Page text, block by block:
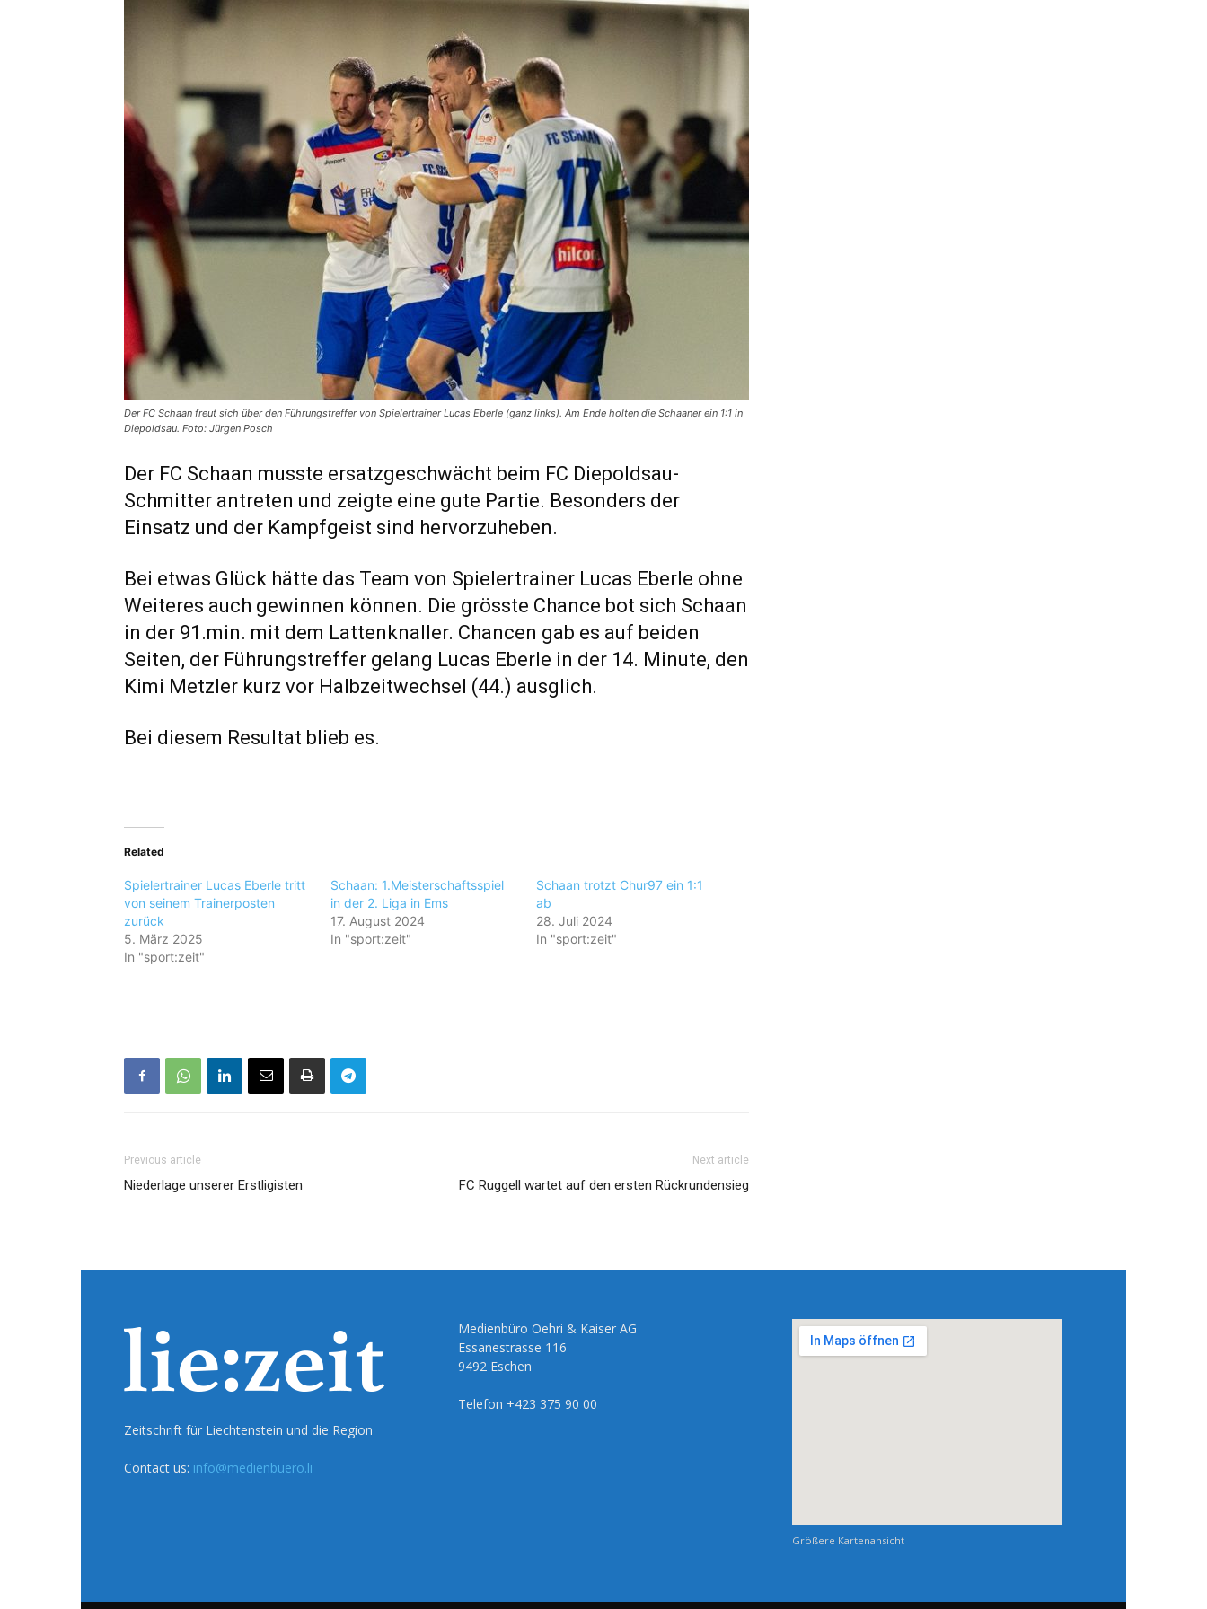
Der FC Schaan freut sich über den Führungstreffer von Spielertrainer Lucas Eberle (ganz links). Am Ende holten die Schaaner ein 1:1 in
Diepoldsau. Foto: Jürgen Posch
Der FC Schaan musste ersatzgeschwächt beim FC Diepoldsau-
Schmitter antreten und zeigte eine gute Partie. Besonders der
Einsatz und der Kampfgeist sind hervorzuheben.
Bei etwas Glück hätte das Team von Spielertrainer Lucas Eberle ohne
Weiteres auch gewinnen können. Die grösste Chance bot sich Schaan
in der 91.min. mit dem Lattenknaller. Chancen gab es auf beiden
Seiten, der Führungstreffer gelang Lucas Eberle in der 14. Minute, den
Kimi Metzler kurz vor Halbzeitwechsel (44.) ausglich.
Bei diesem Resultat blieb es.
Related
Spielertrainer Lucas Eberle tritt
von seinem Trainerposten
zurück
5. März 2025
In "sport:zeit"
Schaan: 1.Meisterschaftsspiel
in der 2. Liga in Ems
17. August 2024
In "sport:zeit"
Schaan trotzt Chur97 ein 1:1
ab
28. Juli 2024
In "sport:zeit"
Previous article
Niederlage unserer Erstligisten
Next article
FC Ruggell wartet auf den ersten Rückrundensieg
Zeitschrift für Liechtenstein und die Region
Contact us: info@medienbuero.li
Medienbüro Oehri & Kaiser AG
Essanestrasse 116
9492 Eschen
Telefon +423 375 90 00
Größere Kartenansicht